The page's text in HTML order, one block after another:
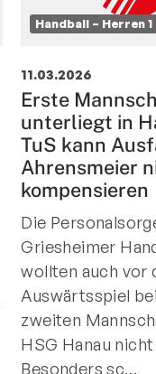
Handball – Herren 1
11.03.2026
Erste
unterliegt in
TuS kann
Ahrensmeier
kompensieren
Die
Griesheimer
wollten auch vor
Auswärtsspiel
zweiten
HSG Hanau
Besonders sc…